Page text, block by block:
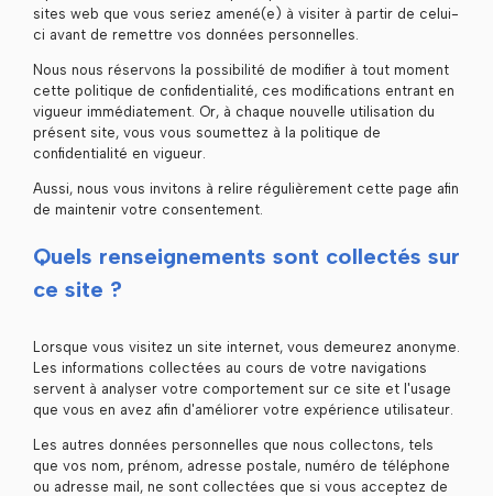
sites web que vous seriez amené(e) à visiter à partir de celui-
ci avant de remettre vos données personnelles.
Nous nous réservons la possibilité de modifier à tout moment
cette politique de confidentialité, ces modifications entrant en
vigueur immédiatement. Or, à chaque nouvelle utilisation du
présent site, vous vous soumettez à la politique de
confidentialité en vigueur.
Aussi, nous vous invitons à relire régulièrement cette page afin
de maintenir votre consentement.
Quels renseignements sont collectés sur
ce site ?
Lorsque vous visitez un site internet, vous demeurez anonyme.
Les informations collectées au cours de votre navigations
servent à analyser votre comportement sur ce site et l'usage
que vous en avez afin d'améliorer votre expérience utilisateur.
Les autres données personnelles que nous collectons, tels
que vos nom, prénom, adresse postale, numéro de téléphone
ou adresse mail, ne sont collectées que si vous acceptez de